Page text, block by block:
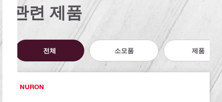
관련 제품
전체 소모품 제품
NURON